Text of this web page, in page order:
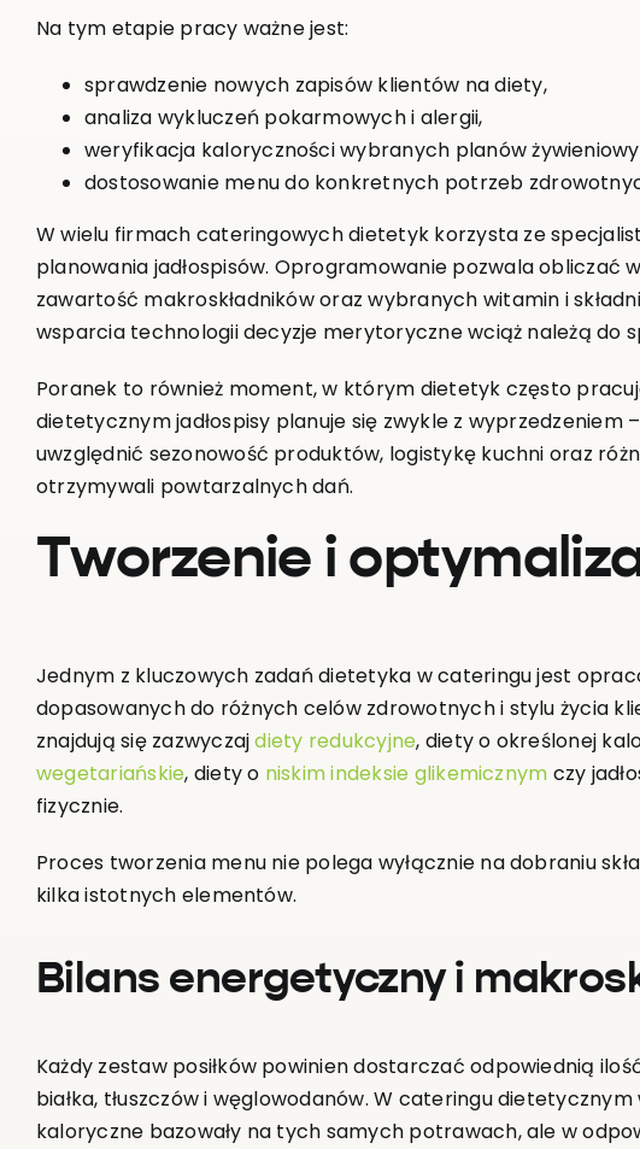
Na tym etapie pracy ważne jest:
sprawdzenie nowych zapisów klientów na diety,
analiza wykluczeń pokarmowych i alergii,
weryfikacja kaloryczności wybranych planów
dostosowanie menu do konkretnych potrzeb
W wielu firmach cateringowych dietetyk korzysta ze
planowania jadłospisów. Oprogramowanie pozwala obliczać
zawartość makroskładników oraz wybranych witamin i
wsparcia technologii decyzje merytoryczne wciąż należą do
Poranek to również moment, w którym dietetyk często
dietetycznym jadłospisy planuje się zwykle z wyprzedzeniem
uwzględnić sezonowość produktów, logistykę kuchni oraz
otrzymywali powtarzalnych dań.
Tworzenie i
Jednym z kluczowych zadań dietetyka w cateringu jest
dopasowanych do różnych celów zdrowotnych i stylu życia
znajdują się zazwyczajdiety redukcyjne, diety o określonej
wegetariańskie, diety o niskim indeksie glikemicznym czy
fizycznie.
Proces tworzenia menu nie polega wyłącznie na dobraniu
kilka istotnych elementów.
Bilans energetyczny i
Każdy zestaw posiłków powinien dostarczać odpowiednią
białka, tłuszczów i węglowodanów. W cateringu
kaloryczne bazowały na tych samych potrawach, ale w